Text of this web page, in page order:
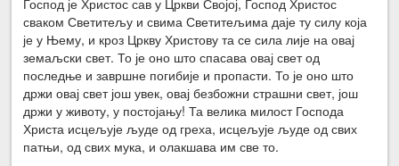
сваком Светитељу и свима Светитељима даје ту силу која
је у Њему, и кроз Цркву Христову та се сила лије на овај
земаљски свет. То је оно што спасава овај свет од
последње и завршне погибије и пропасти. То је оно што
држи овај свет још увек, овај безбожни страшни свет, још
држи у животу, у постојању! Та велика милост Господа
Христа исцељује људе од греха, исцељује људе од свих
патњи, од свих мука, и олакшава им све то.